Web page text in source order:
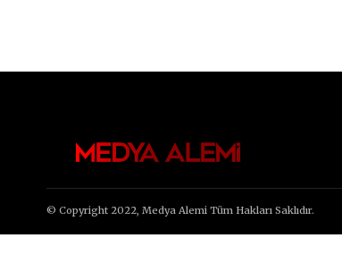
© Copyright 2022, Medya Alemi Tüm Hakları Saklıdır.